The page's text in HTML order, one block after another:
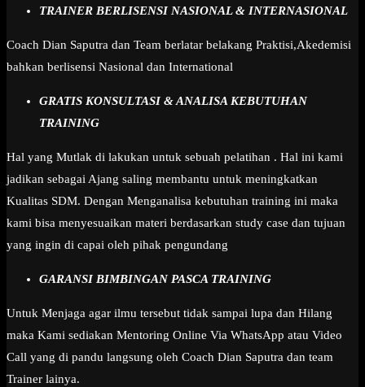
TRAINER BERLISENSI NASIONAL & INTERNASIONAL
Coach Dian Saputra dan Team berlatar belakang Praktisi,Akedemisi
bahkan berlisensi Nasional dan International
GRATIS KONSULTASI & ANALISA KEBUTUHAN
TRAINING
Hal yang Mutlak di lakukan untuk sebuah pelatihan . Hal ini kami
jadikan sebagai Ajang saling membantu untuk meningkatkan
Kualitas SDM. Dengan Menganalisa kebutuhan training ini maka
kami bisa menyesuaikan materi berdasarkan study case dan tujuan
yang ingin di capai oleh pihak pengundang
GARANSI BIMBINGAN PASCA TRAINING
Untuk Menjaga agar ilmu tersebut tidak sampai lupa dan Hilang
maka Kami sediakan Mentoring Online Via WhatsApp atau Video
Call yang di pandu langsung oleh Coach Dian Saputra dan team
Trainer lainya.